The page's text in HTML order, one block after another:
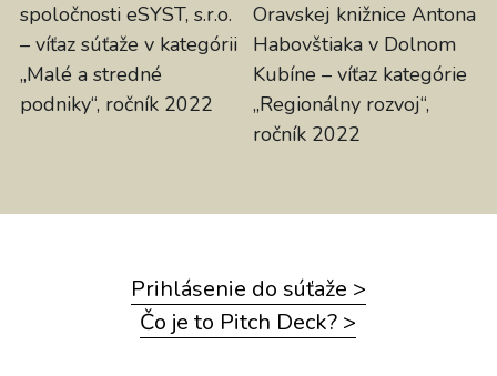
spoločnosti eSYST, s.r.o.
– víťaz súťaže v kategórii
„Malé a stredné
podniky“, ročník 2022
Oravskej knižnice Antona
Habovštiaka v Dolnom
Kubíne – víťaz kategórie
„Regionálny rozvoj“,
ročník 2022
Prihlásenie do súťaže >
Čo je to Pitch Deck? >